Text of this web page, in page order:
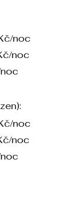
noc
noc
noc
noc